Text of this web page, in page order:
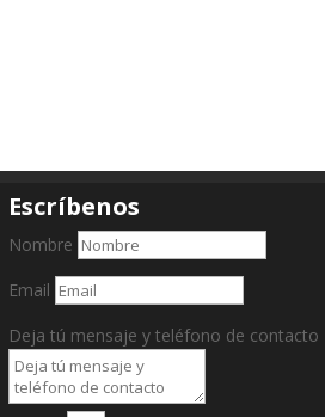
Escríbenos
Nombre
Email
Deja tú mensaje y teléfono de contacto